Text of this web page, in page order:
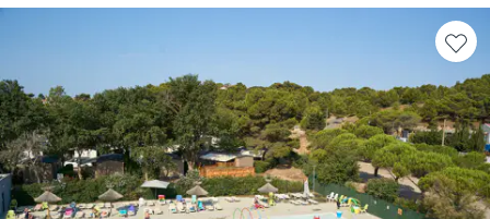
Camping Carsac-Aillac
Camping Les Eyzies-de-Tayac-Sireuil
Camping Sarlat
Camping Gironde
Camping Bordeaux
Camping Carcans